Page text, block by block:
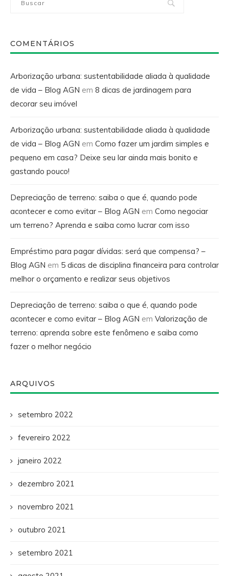
COMENTÁRIOS
Arborização urbana: sustentabilidade aliada à qualidade
de vida – Blog AGN em 8 dicas de jardinagem para
decorar seu imóvel
Arborização urbana: sustentabilidade aliada à qualidade
de vida – Blog AGN em Como fazer um jardim simples e
pequeno em casa? Deixe seu lar ainda mais bonito e
gastando pouco!
Depreciação de terreno: saiba o que é, quando pode
acontecer e como evitar – Blog AGN em Como negociar
um terreno? Aprenda e saiba como lucrar com isso
Empréstimo para pagar dívidas: será que compensa? –
Blog AGN em 5 dicas de disciplina financeira para controlar
melhor o orçamento e realizar seus objetivos
Depreciação de terreno: saiba o que é, quando pode
acontecer e como evitar – Blog AGN em Valorização de
terreno: aprenda sobre este fenômeno e saiba como
fazer o melhor negócio
ARQUIVOS
setembro 2022
fevereiro 2022
janeiro 2022
dezembro 2021
novembro 2021
outubro 2021
setembro 2021